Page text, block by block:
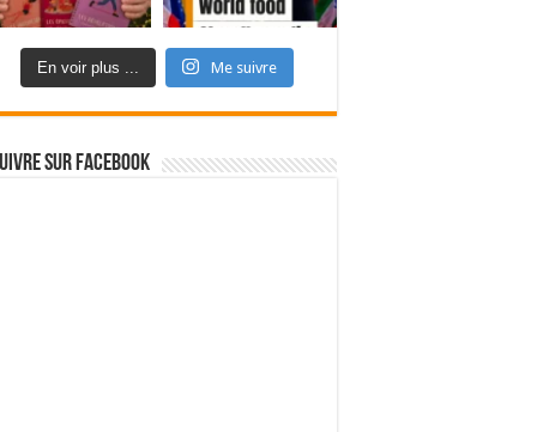
En voir plus ... Me suivre
sur Facebook